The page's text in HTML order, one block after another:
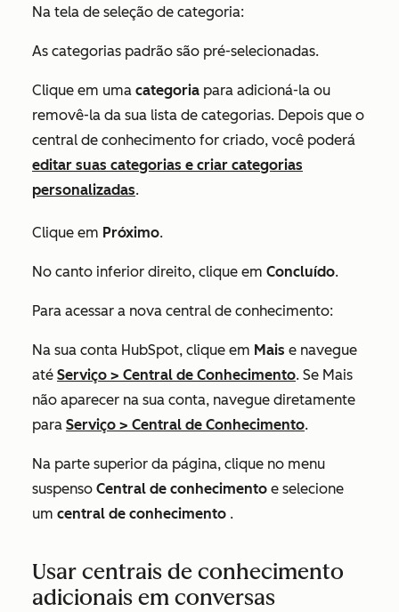
Na tela de seleção de categoria:
As categorias padrão são pré-selecionadas.
Clique em uma categoria para adicioná-la ou
removê-la da sua lista de categorias. Depois que o
central de conhecimento for criado, você poderá
editar suas categorias e criar categorias
personalizadas.
Clique em Próximo.
No canto inferior direito, clique em Concluído.
Para acessar a nova central de conhecimento:
Na sua conta HubSpot, clique em Mais e navegue
até Serviço > Central de Conhecimento. Se Mais
não aparecer na sua conta, navegue diretamente
para Serviço > Central de Conhecimento.
Na parte superior da página, clique no menu
suspenso Central de conhecimento e selecione
um central de conhecimento .
Usar centrais de conhecimento
adicionais em conversas